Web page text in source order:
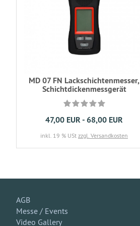
MD 07 FN Lackschichtenmesser,
Schichtdickenmessgerät
47,00 EUR - 68,00 EUR
inkl. 19 % USt zzgl. Versandkosten
AGB
Messe / Events
Video Gallery